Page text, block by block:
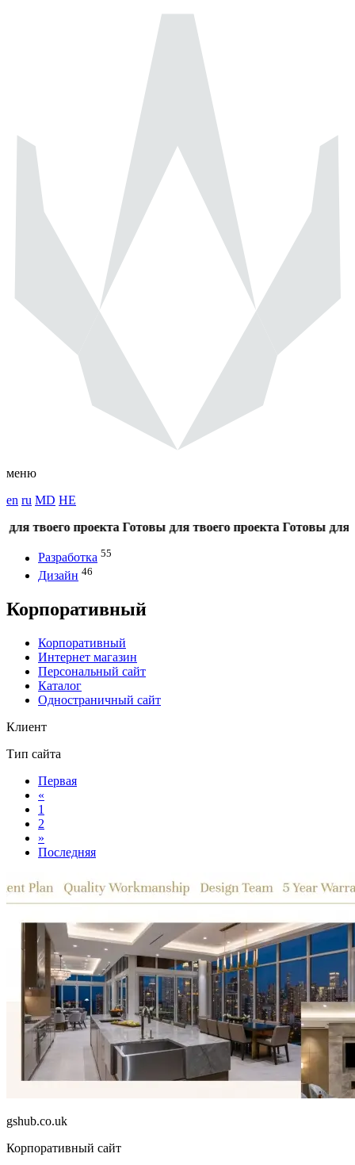
меню
en ru MD HE
проекта Готовы для твоего проекта Готовы для
Разработка 55
Дизайн 46
Корпоративный
Корпоративный
Интернет магазин
Персональный сайт
Каталог
Одностраничный сайт
Клиент
Тип сайта
Первая
«
1
2
»
Последняя
gshub.co.uk
Корпоративный сайт